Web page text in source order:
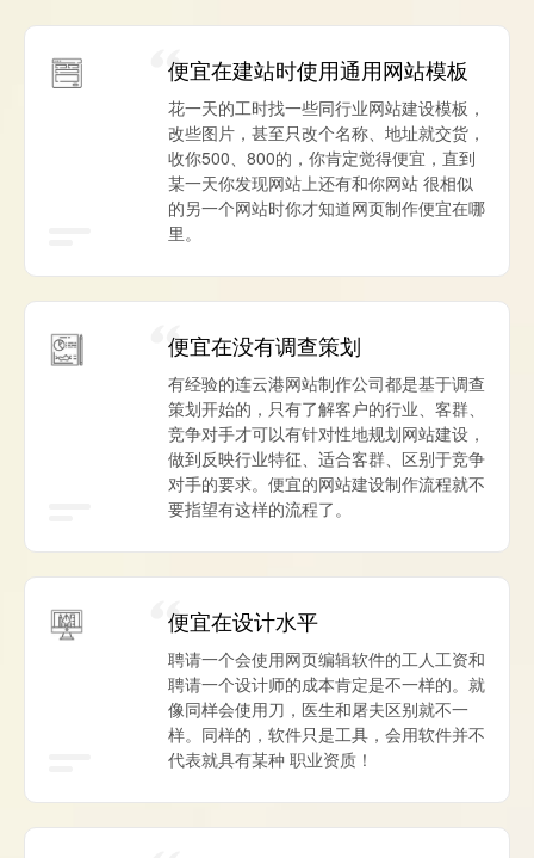
便宜在建站时使用通用网站模板
花一天的工时找一些同行业网站建设模板，
改些图片，甚至只改个名称、地址就交货，
收你500、800的，你肯定觉得便宜，直到
某一天你发现网站上还有和你网站 很相似
的另一个网站时你才知道网页制作便宜在哪
里。
便宜在没有调查策划
有经验的连云港网站制作公司都是基于调查
策划开始的，只有了解客户的行业、客群、
竞争对手才可以有针对性地规划网站建设，
做到反映行业特征、适合客群、区别于竞争
对手的要求。便宜的网站建设制作流程就不
要指望有这样的流程了。
便宜在设计水平
聘请一个会使用网页编辑软件的工人工资和
聘请一个设计师的成本肯定是不一样的。就
像同样会使用刀，医生和屠夫区别就不一
样。同样的，软件只是工具，会用软件并不
代表就具有某种 职业资质！